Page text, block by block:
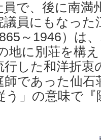
で、後に南満
員にもなった
～1946）は
地に別荘を構
行した和洋折衷
師であった仙石
う」の意味で